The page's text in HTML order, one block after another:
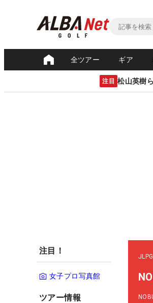
全ツアー ギア
注目 松山英樹
注目！
女子プロ写真館
ツアー情報